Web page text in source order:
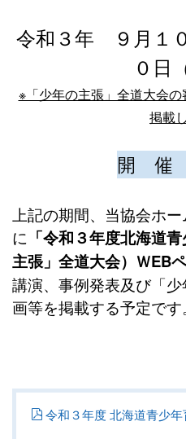
令和３年 ９月１
０日
※「少年の主張」全道大会
掲載
開 催
上記の期間、当協会ホ
に 「令和３年度北海道
主張」全道大会）ＷEBペ
講演、事例発表及び「
画等を掲載する予定です。
令和３年度 北海道青少年